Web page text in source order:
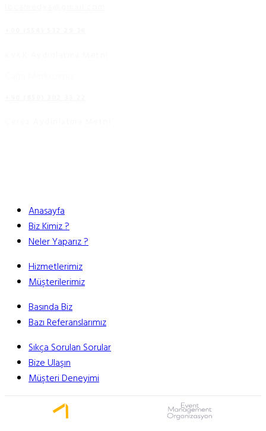
Anasayfa
Biz Kimiz ?
Neler Yaparız ?
Hizmetlerimiz
Müşterilerimiz
Basında Biz
Bazı Referanslarımız
Sıkça Sorulan Sorular
Bize Ulaşın
Müşteri Deneyimi